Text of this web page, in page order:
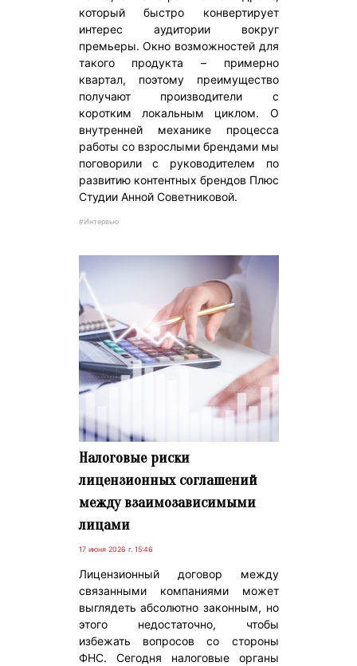
который быстро конвертирует
интерес аудитории вокруг
премьеры. Окно возможностей для
такого продукта – примерно
квартал, поэтому преимущество
получают производители с
коротким локальным циклом. О
внутренней механике процесса
работы со взрослыми брендами мы
поговорили с руководителем по
развитию контентных брендов Плюс
Студии Анной Советниковой.
#Интервью
Налоговые риски
лицензионных соглашений
между взаимозависимыми
лицами
17 июня 2026 г. 15:46
Лицензионный договор между
связанными компаниями может
выглядеть абсолютно законным, но
этого недостаточно, чтобы
избежать вопросов со стороны
ФНС. Сегодня налоговые органы